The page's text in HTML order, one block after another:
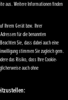
aus. Weitere Informationen finden
Ihrem Gerät bzw. Ihrer
für die benannten
Sie, dass dabei auch eine
stimmen Sie zugleich gem.
das Risiko, dass Ihre Cookie-
auch ohne